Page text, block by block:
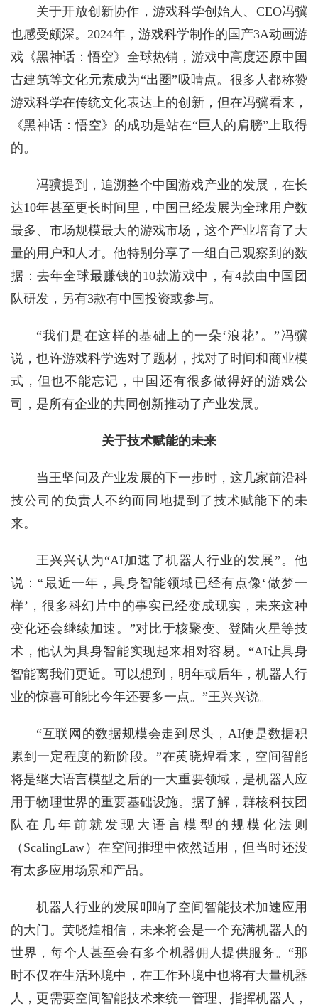
关于开放创新协作，游戏科学创始人、CEO冯骥
也感受颇深。2024年，游戏科学制作的国产3A动画游
戏《黑神话：悟空》全球热销，游戏中高度还原中国
古建筑等文化元素成为“出圈”吸睛点。很多人都称赞
游戏科学在传统文化表达上的创新，但在冯骥看来，
《黑神话：悟空》的成功是站在“巨人的肩膀”上取得
的。
冯骥提到，追溯整个中国游戏产业的发展，在长
达10年甚至更长时间里，中国已经发展为全球用户数
最多、市场规模最大的游戏市场，这个产业培育了大
量的用户和人才。他特别分享了一组自己观察到的数
据：去年全球最赚钱的10款游戏中，有4款由中国团
队研发，另有3款有中国投资或参与。
“我们是在这样的基础上的一朵‘浪花’。”冯骥
说，也许游戏科学选对了题材，找对了时间和商业模
式，但也不能忘记，中国还有很多做得好的游戏公
司，是所有企业的共同创新推动了产业发展。
关于技术赋能的未来
当王坚问及产业发展的下一步时，这几家前沿科
技公司的负责人不约而同地提到了技术赋能下的未
来。
王兴兴认为“AI加速了机器人行业的发展”。他
说：“最近一年，具身智能领域已经有点像‘做梦一
样’，很多科幻片中的事实已经变成现实，未来这种
变化还会继续加速。”对比于核聚变、登陆火星等技
术，他认为具身智能实现起来相对容易。“AI让具身
智能离我们更近。可以想到，明年或后年，机器人行
业的惊喜可能比今年还要多一点。”王兴兴说。
“互联网的数据规模会走到尽头，AI便是数据积
累到一定程度的新阶段。”在黄晓煌看来，空间智能
将是继大语言模型之后的一大重要领域，是机器人应
用于物理世界的重要基础设施。据了解，群核科技团
队在几年前就发现大语言模型的规模化法则
（ScalingLaw）在空间推理中依然适用，但当时还没
有太多应用场景和产品。
机器人行业的发展叩响了空间智能技术加速应用
的大门。黄晓煌相信，未来将会是一个充满机器人的
世界，每个人甚至会有多个机器佣人提供服务。“那
时不仅在生活环境中，在工作环境中也将有大量机器
人，更需要空间智能技术来统一管理、指挥机器人，